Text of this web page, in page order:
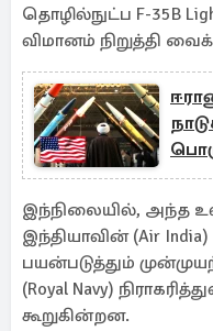
தொழில்நுட்ப F-35B
விமானம் நிறுத்தி
இந்நிலையில், அந்த
இந்தியாவின் (Air
பயன்படுத்தும்
(Royal Navy)
கூறுகின்றன.